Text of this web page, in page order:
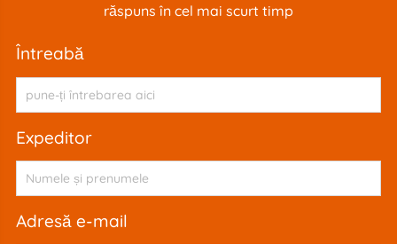
răspuns în cel mai scurt timp
întreabă
expeditor
adresă e-mail